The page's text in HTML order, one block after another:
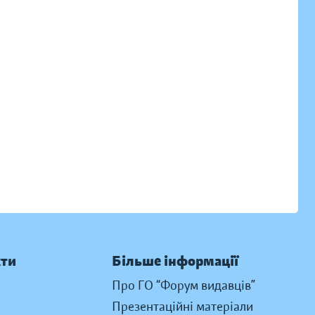
Більше інформації
Про ГО “Форум видавців”
Презентаційні матеріали